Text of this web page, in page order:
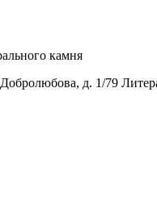
камня
Добролюбова, д. 1/79